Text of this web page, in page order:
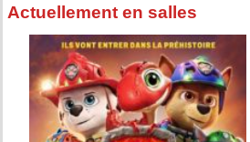
Actuellement en salles